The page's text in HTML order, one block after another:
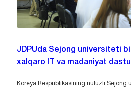
JDPUda Sejong universiteti
xalqaro IT va madaniyat
Koreya Respublikasining nufuzli Sejong